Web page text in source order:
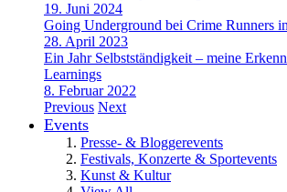
19. Juni 2024
Going Underground bei Crime Runners
28. April 2023
Ein Jahr Selbstständigkeit – meine
Learnings
8. Februar 2022
Previous Next
Events
Presse- & Bloggerevents
Festivals, Konzerte & Sportevents
Kunst & Kultur